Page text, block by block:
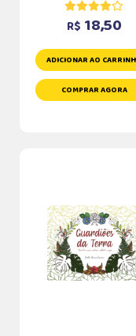
R$ 18,50
ADICIONAR AO
COMPRAR AGORA